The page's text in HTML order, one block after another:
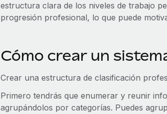
estructura clara de los niveles de trabajo
progresión profesional, lo que puede
Cómo crear un
Crear una estructura de clasificación
Primero tendrás que enumerar y reunir
agrupándolos por categorías. Puedes